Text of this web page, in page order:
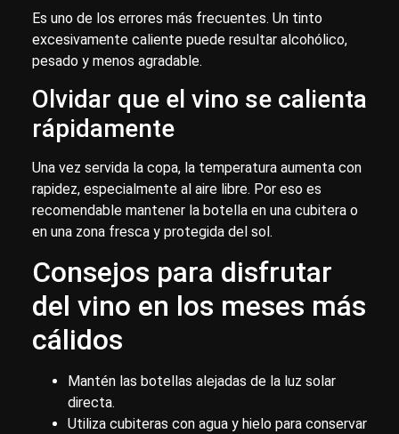
Es uno de los errores más frecuentes. Un tinto
excesivamente caliente puede resultar alcohólico,
pesado y menos agradable.
Olvidar que el vino se calienta
rápidamente
Una vez servida la copa, la temperatura aumenta con
rapidez, especialmente al aire libre. Por eso es
recomendable mantener la botella en una cubitera o
en una zona fresca y protegida del sol.
Consejos para disfrutar
del vino en los meses más
cálidos
Mantén las botellas alejadas de la luz solar
directa.
Utiliza cubiteras con agua y hielo para conservar